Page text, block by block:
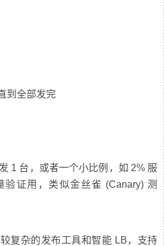
直到全部发完
1 台，或者一个小比例，如 2% 服
验证用，类似金丝雀 (Canary) 测
复杂的发布工具和智能 LB，支持